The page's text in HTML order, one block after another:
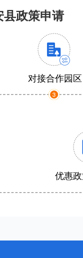
县政策申请
对接合作园区
优惠